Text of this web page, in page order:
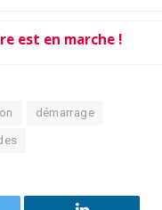
est en marche !
démarrage